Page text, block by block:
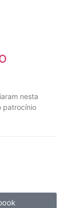
nesta
patrocínio